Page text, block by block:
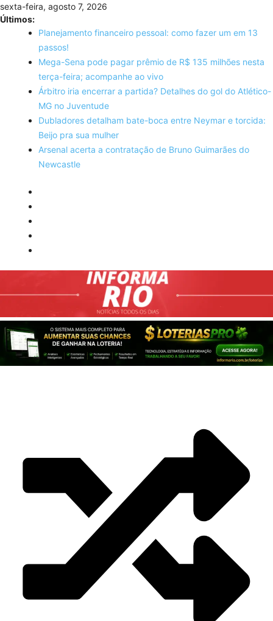
Skip
to
content
sexta-feira, agosto 7, 2026
Últimos:
Planejamento financeiro pessoal: como fazer um em 13
passos!
Mega-Sena pode pagar prêmio de R$ 135 milhões nesta
terça-feira; acompanhe ao vivo
Árbitro iria encerrar a partida? Detalhes do gol do Atlético-
MG no Juventude
Dubladores detalham bate-boca entre Neymar e torcida:
Beijo pra sua mulher
Arsenal acerta a contratação de Bruno Guimarães do
Newcastle